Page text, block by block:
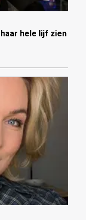
hele lijf zien